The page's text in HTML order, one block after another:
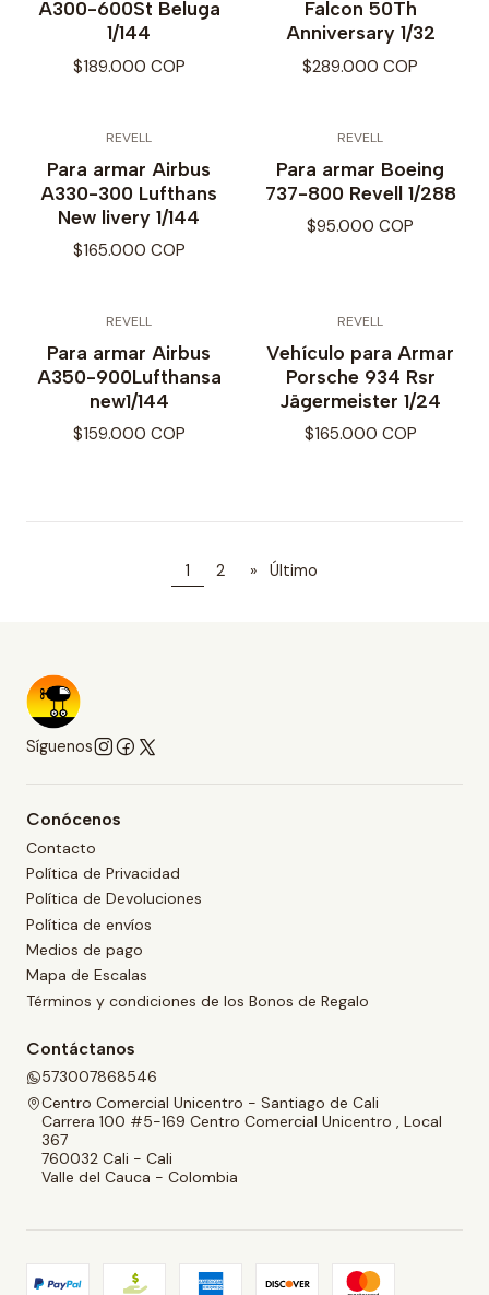
A300-600St Beluga
1/144
$189.000 COP
Falcon 50Th
Anniversary 1/32
$289.000 COP
REVELL
Para armar Airbus
A330-300 Lufthans
New livery 1/144
$165.000 COP
REVELL
Para armar Boeing
737-800 Revell 1/288
$95.000 COP
REVELL
Para armar Airbus
A350-900Lufthansa
new1/144
$159.000 COP
REVELL
Vehículo para Armar
Porsche 934 Rsr
Jägermeister 1/24
$165.000 COP
1 2 » Último
Síguenos
Conócenos
Contacto
Política de Privacidad
Política de Devoluciones
Política de envíos
Medios de pago
Mapa de Escalas
Términos y condiciones de los Bonos de Regalo
Contáctanos
573007868546
Centro Comercial Unicentro - Santiago de Cali
Carrera 100 #5-169 Centro Comercial Unicentro , Local
367
760032 Cali - Cali
Valle del Cauca - Colombia